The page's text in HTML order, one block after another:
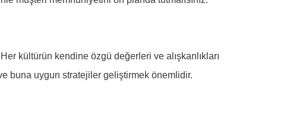
kültürün kendine özgü değerleri ve alışkanlıkları
buna uygun stratejiler geliştirmek önemlidir.